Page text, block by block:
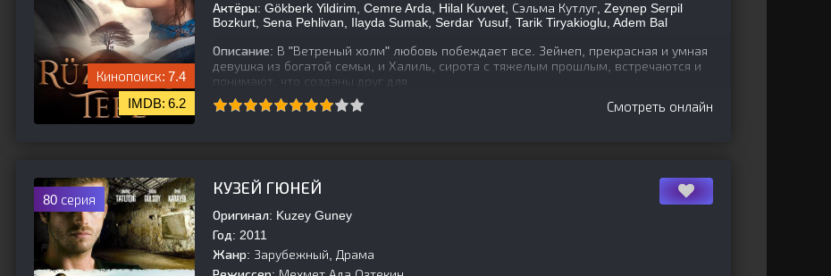
7.4
6.2
Актёры: Gökberk Yildirim, Cemre Arda, Hilal Kuvvet, Сэльма Кутлуг, Zeynep Serpil
Bozkurt, Sena Pehlivan, Ilayda Sumak, Serdar Yusuf, Tarik Tiryakioglu, Adem Bal
Описание: В "Ветреный холм" любовь побеждает все. Зейнеп, прекрасная и умная
девушка из богатой семьи, и Халиль, сирота с тяжелым прошлым, встречаются и
понимают, что созданы друг для
Смотреть онлайн
80 серия
КУЗЕЙ ГЮНЕЙ
Оригинал: Kuzey Guney
Год: 2011
Жанр: Зарубежный, Драма